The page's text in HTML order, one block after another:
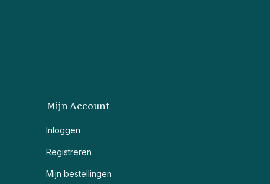
Mijn Account
Inloggen
Registreren
Mijn bestellingen